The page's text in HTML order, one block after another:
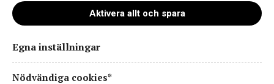
Aktivera allt och spara
Egna inställningar
Nödvändiga cookies*